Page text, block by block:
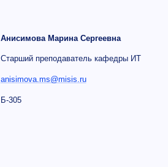
Анисимова Марина Сергеевна
Старший преподаватель кафедры ИТ
anisimova.ms@misis.ru
Б-305